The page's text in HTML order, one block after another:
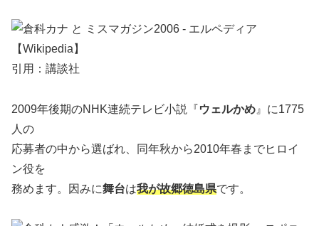
引用：講談社
2009年後期のNHK連続テレビ小説『ウェルかめ 』に1775
人の
応募者の中から選ばれ、同年秋から2010年春までヒロイ
ン役を
務めます。因みに舞台は我が故郷徳島県です。